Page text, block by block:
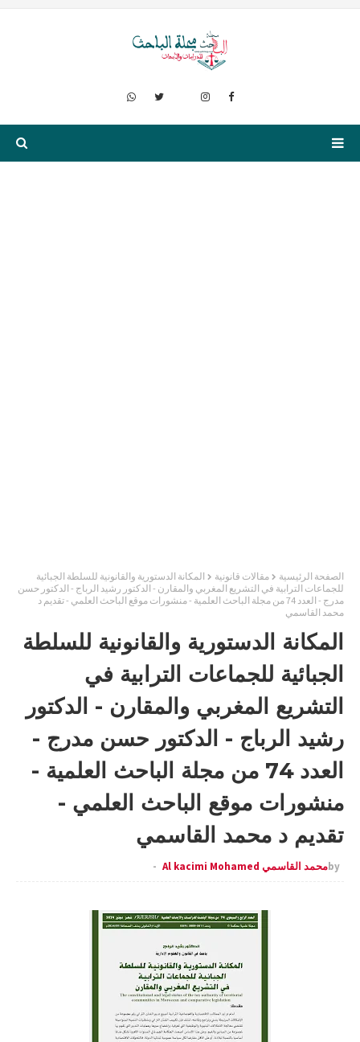
الصفحة الرئيسية مقالات قانونية
المكانة الدستورية والقانونية للسلطة الجبائية
للجماعات الترابية في التشريع المغربي والمقارن - الدكتور رشيد الرباج - الدكتور حسن
مدرج - العدد 74 من مجلة الباحث العلمية - منشورات موقع الباحث العلمي - تقديم د
محمد القاسمي
المكانة الدستورية والقانونية للسلطة
الجبائية للجماعات الترابية في
التشريع المغربي والمقارن - الدكتور
رشيد الرباج - الدكتور حسن مدرج -
العدد 74 من مجلة الباحث العلمية -
منشورات موقع الباحث العلمي -
تقديم د محمد القاسمي
byمحمد القاسمي Al kacimi Mohamed